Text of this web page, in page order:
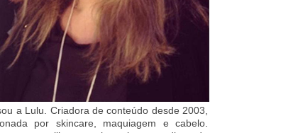
a Lulu. Criadora de conteúdo desde 2003,
por skincare, maquiagem e cabelo.